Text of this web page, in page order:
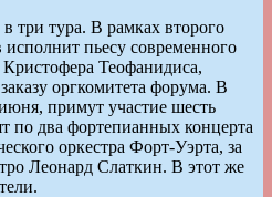
три тура. В рамках второго
пьесу современного
Теофанидиса,
оргкомитета форума. В
примут участие шесть
по два фортепианных концерта
оркестра Форт-Уэрта, за
Леонард Слаткин. В этот же